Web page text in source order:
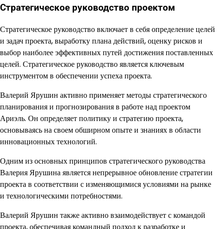
Стратегическое руководство проектом
Стратегическое руководство включает в себя определение целей
и задач проекта, выработку плана действий, оценку рисков и
выбор наиболее эффективных путей достижения поставленных
целей. Стратегическое руководство является ключевым
инструментом в обеспечении успеха проекта.
Валерий Ярушин активно применяет методы стратегического
планирования и прогнозирования в работе над проектом
Ариэль. Он определяет политику и стратегию проекта,
основываясь на своем обширном опыте и знаниях в области
инновационных технологий.
Одним из основных принципов стратегического руководства
Валерия Ярушина является непрерывное обновление стратегии
проекта в соответствии с изменяющимися условиями на рынке
и технологическими потребностями.
Валерий Ярушин также активно взаимодействует с командой
проекта, обеспечивая командный подход к разработке и